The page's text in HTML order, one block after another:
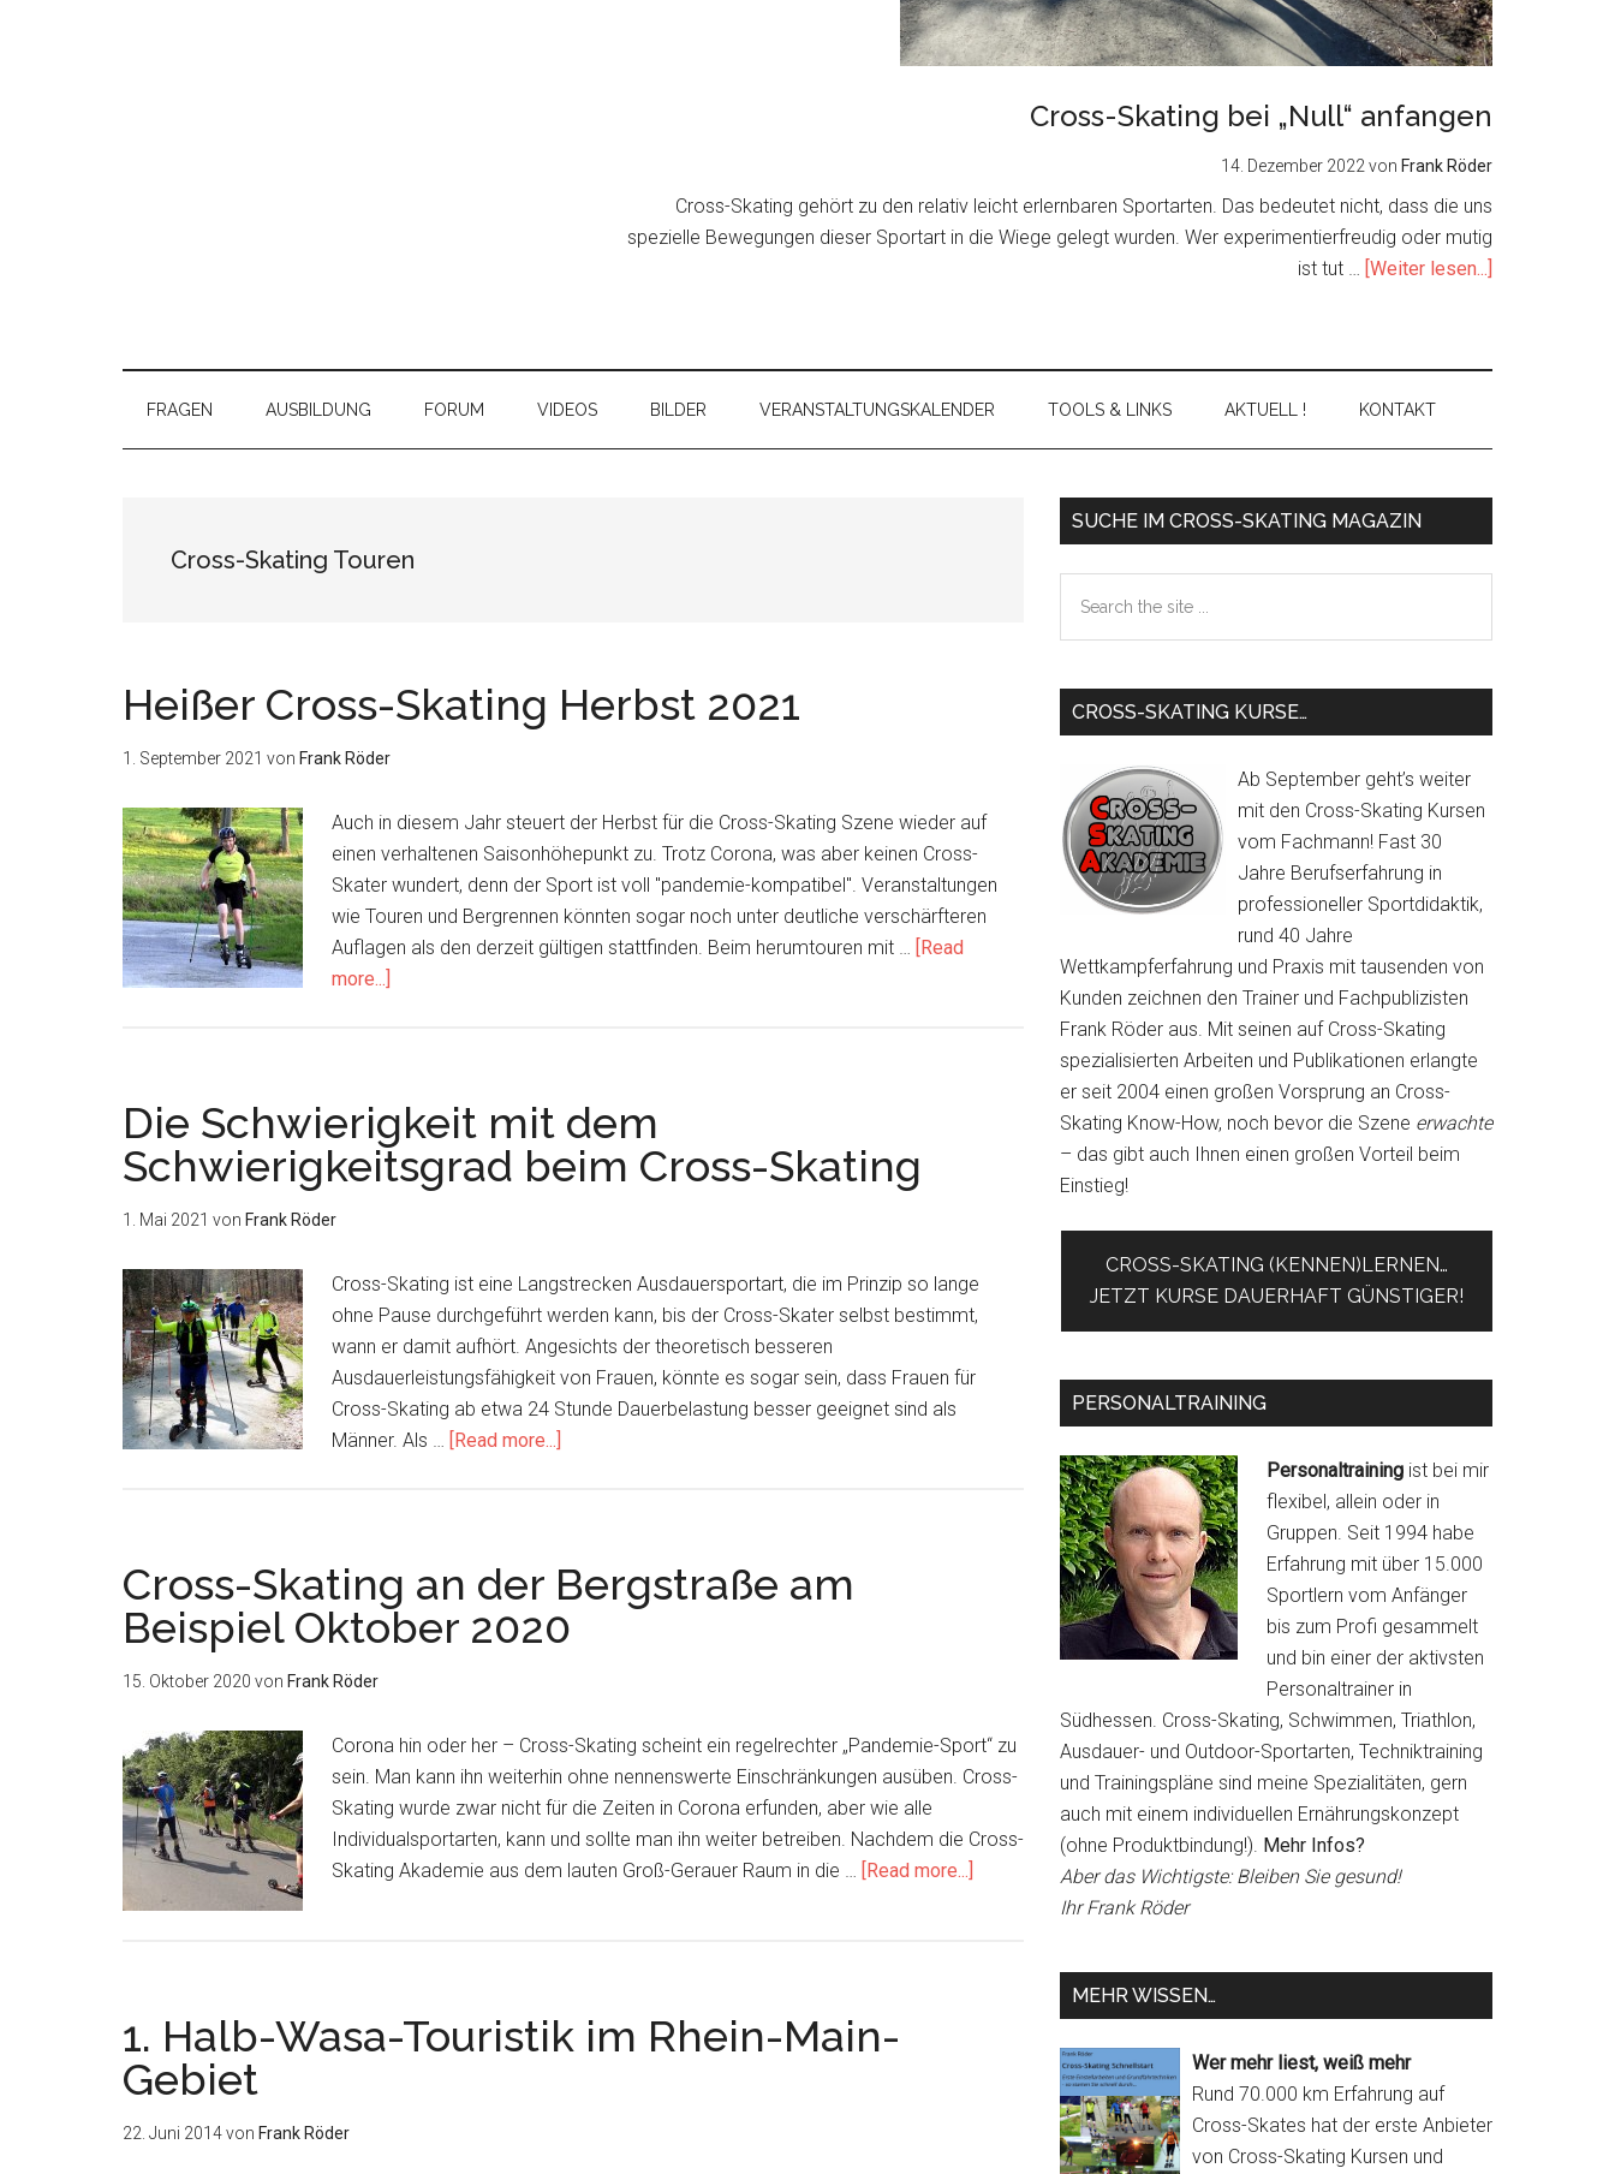
Cross-Skating bei „Null“ anfangen
14. Dezember 2022 von Frank Röder
Cross-Skating gehört zu den relativ leicht erlernbaren Sportarten. Das bedeutet nicht, dass die uns
spezielle Bewegungen dieser Sportart in die Wiege gelegt wurden. Wer experimentierfreudig oder mutig
ist tut … [Weiter lesen...]
FRAGEN AUSBILDUNG FORUM VIDEOS BILDER VERANSTALTUNGSKALENDER TOOLS & LINKS AKTUELL ! KONTAKT
Cross-Skating Touren
Heißer Cross-Skating Herbst 2021
1. September 2021 von Frank Röder
Auch in diesem Jahr steuert der Herbst für die Cross-Skating Szene wieder auf
einen verhaltenen Saisonhöhepunkt zu. Trotz Corona, was aber keinen Cross-
Skater wundert, denn der Sport ist voll "pandemie-kompatibel". Veranstaltungen
wie Touren und Bergrennen könnten sogar noch unter deutliche verschärfteren
Auflagen als den derzeit gültigen stattfinden. Beim herumtouren mit … [Read
more...]
Herbst
2021
Die Schwierigkeit mit dem
Schwierigkeitsgrad beim Cross-Skating
1. Mai 2021 von Frank Röder
Cross-Skating ist eine Langstrecken Ausdauersportart, die im Prinzip so lange
ohne Pause durchgeführt werden kann, bis der Cross-Skater selbst bestimmt,
wann er damit aufhört. Angesichts der theoretisch besseren
Ausdauerleistungsfähigkeit von Frauen, könnte es sogar sein, dass Frauen für
Cross-Skating ab etwa 24 Stunde Dauerbelastung besser geeignet sind als
Männer. Als … [Read more...]
dem
Schwierigkeitsgrad
beim
Cross-Skating an der Bergstraße am
Beispiel Oktober 2020
15. Oktober 2020 von Frank Röder
Corona hin oder her – Cross-Skating scheint ein regelrechter „Pandemie-Sport“ zu
sein. Man kann ihn weiterhin ohne nennenswerte Einschränkungen ausüben. Cross-
Skating wurde zwar nicht für die Zeiten in Corona erfunden, aber wie alle
Individualsportarten, kann und sollte man ihn weiter betreiben. Nachdem die Cross-
Skating Akademie aus dem lauten Groß-Gerauer Raum in die … [Read more...]
Bergstraße
1. Halb-Wasa-Touristik im Rhein-Main-
Gebiet
22. Juni 2014von Frank Röder
Primary
SUCHE IM CROSS-SKATING MAGAZIN
the
CROSS-SKATING KURSE…
Ab September geht’s weiter
mit den Cross-Skating Kursen
vom Fachmann! Fast 30
Jahre Berufserfahrung in
professioneller Sportdidaktik,
rund 40 Jahre
Wettkampferfahrung und Praxis mit tausenden von
Kunden zeichnen den Trainer und Fachpublizisten
Frank Röder aus. Mit seinen auf Cross-Skating
spezialisierten Arbeiten und Publikationen erlangte
er seit 2004 einen großen Vorsprung an Cross-
Skating Know-How, noch bevor die Szene erwachte
– das gibt auch Ihnen einen großen Vorteil beim
Einstieg!
CROSS-SKATING (KENNEN)LERNEN…
JETZT KURSE DAUERHAFT GÜNSTIGER!
PERSONALTRAINING
Personaltraining ist bei mir
flexibel, allein oder in
Gruppen. Seit 1994 habe
Erfahrung mit über 15.000
Sportlern vom Anfänger
bis zum Profi gesammelt
und bin einer der aktivsten
Personaltrainer in
Südhessen. Cross-Skating, Schwimmen, Triathlon,
Ausdauer- und Outdoor-Sportarten, Techniktraining
und Trainingspläne sind meine Spezialitäten, gern
auch mit einem individuellen Ernährungskonzept
(ohne Produktbindung!). Mehr Infos?
Aber das Wichtigste: Bleiben Sie gesund!
Ihr Frank Röder
MEHR WISSEN…
Wer mehr liest, weiß mehr
Rund 70.000 km Erfahrung auf
Cross-Skates hat der erste Anbieter
von Cross-Skating Kursen und